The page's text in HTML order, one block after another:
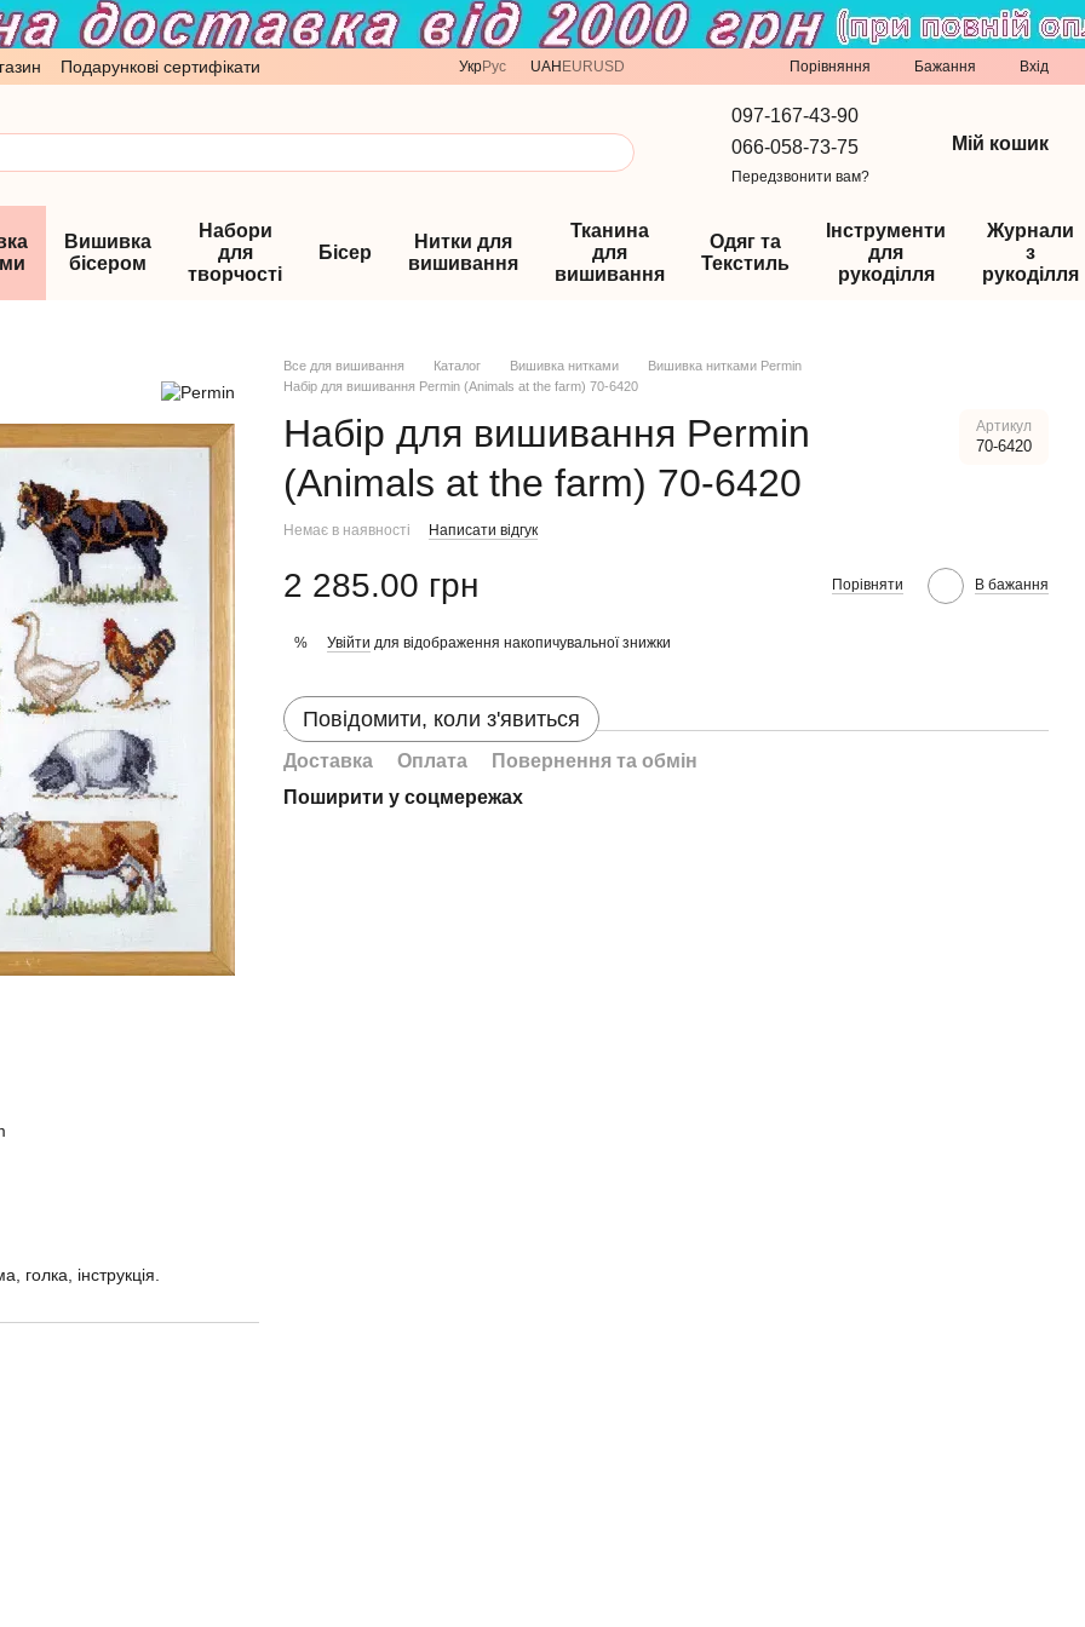
Подарункові сертифікати УкрРус UAH EURUSD Порівняння Бажання Вхід
097-167-43-90
066-058-73-75
Передзвонити вам?
Мій кошик
Вишивка
бісером
Набори
для
творчості
Бісер
Нитки для
вишивання
Тканина
для
вишивання
Одяг та
Текстиль
Інструменти
для
рукоділля
Журнали
з
рукоділля
голка, інструкція.
Все для вишивання Каталог Вишивка нитками
Вишивка нитками Permin
Набір для вишивання Permin (Animals at the farm) 70-6420
Набір для вишивання Permin
(Animals at the farm) 70-6420
Артикул
70-6420
Немає в наявності Написати відгук
2 285.00 грн Порівняти В бажання
% Увійти для відображення накопичувальної знижки
Повідомити, коли з'явиться
Доставка Оплата
Повернення та обмін
Поширити у соцмережах